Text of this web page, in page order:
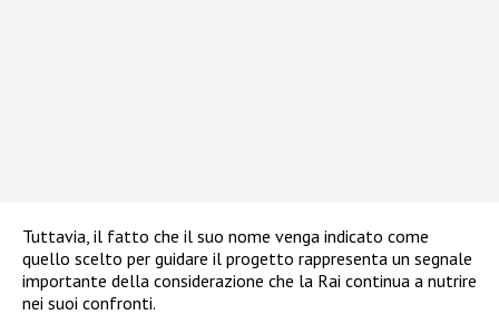
Tuttavia, il fatto che il suo nome venga indicato come
quello scelto per guidare il progetto rappresenta un segnale
importante della considerazione che la Rai continua a nutrire
nei suoi confronti.